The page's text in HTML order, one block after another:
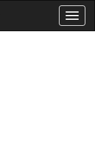
T
o